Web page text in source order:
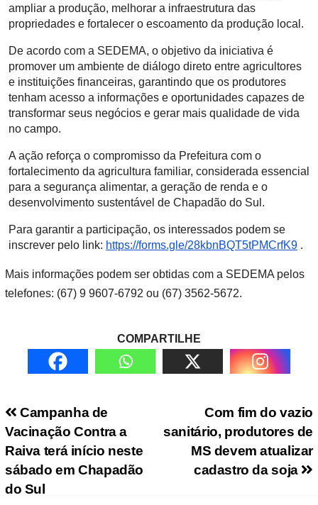
ampliar a produção, melhorar a infraestrutura das
propriedades e fortalecer o escoamento da produção local.
De acordo com a SEDEMA, o objetivo da iniciativa é
promover um ambiente de diálogo direto entre agricultores
e instituições financeiras, garantindo que os produtores
tenham acesso a informações e oportunidades capazes de
transformar seus negócios e gerar mais qualidade de vida
no campo.
A ação reforça o compromisso da Prefeitura com o
fortalecimento da agricultura familiar, considerada essencial
para a segurança alimentar, a geração de renda e o
desenvolvimento sustentável de Chapadão do Sul.
Para garantir a participação, os interessados podem se
inscrever pelo link: https://forms.gle/28kbnBQT5tPMCrfK9 .
Mais informações podem ser obtidas com a SEDEMA pelos
telefones: (67) 9 9607-6792 ou (67) 3562-5672.
COMPARTILHE
Navegação de PostCom fim do vazio
sanitário, produtores de
MS devem atualizar
cadastro da soja
Campanha de
Vacinação Contra a
Raiva terá início neste
sábado em Chapadão
do Sul